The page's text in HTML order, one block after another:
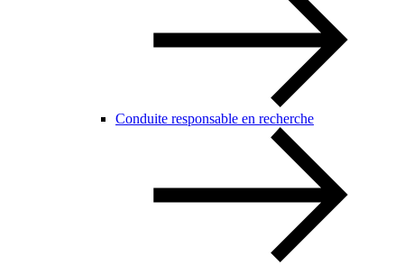
Conduite responsable en recherche